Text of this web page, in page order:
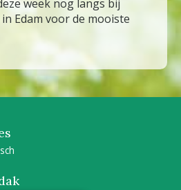
week nog langs bij
Edam voor de mooiste